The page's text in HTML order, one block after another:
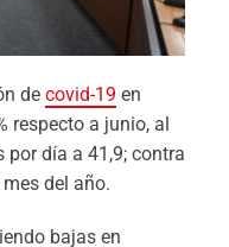
de covid-19 en
respecto a junio, al
por día a 41,9; contra
del año.
bajas en
30/09/